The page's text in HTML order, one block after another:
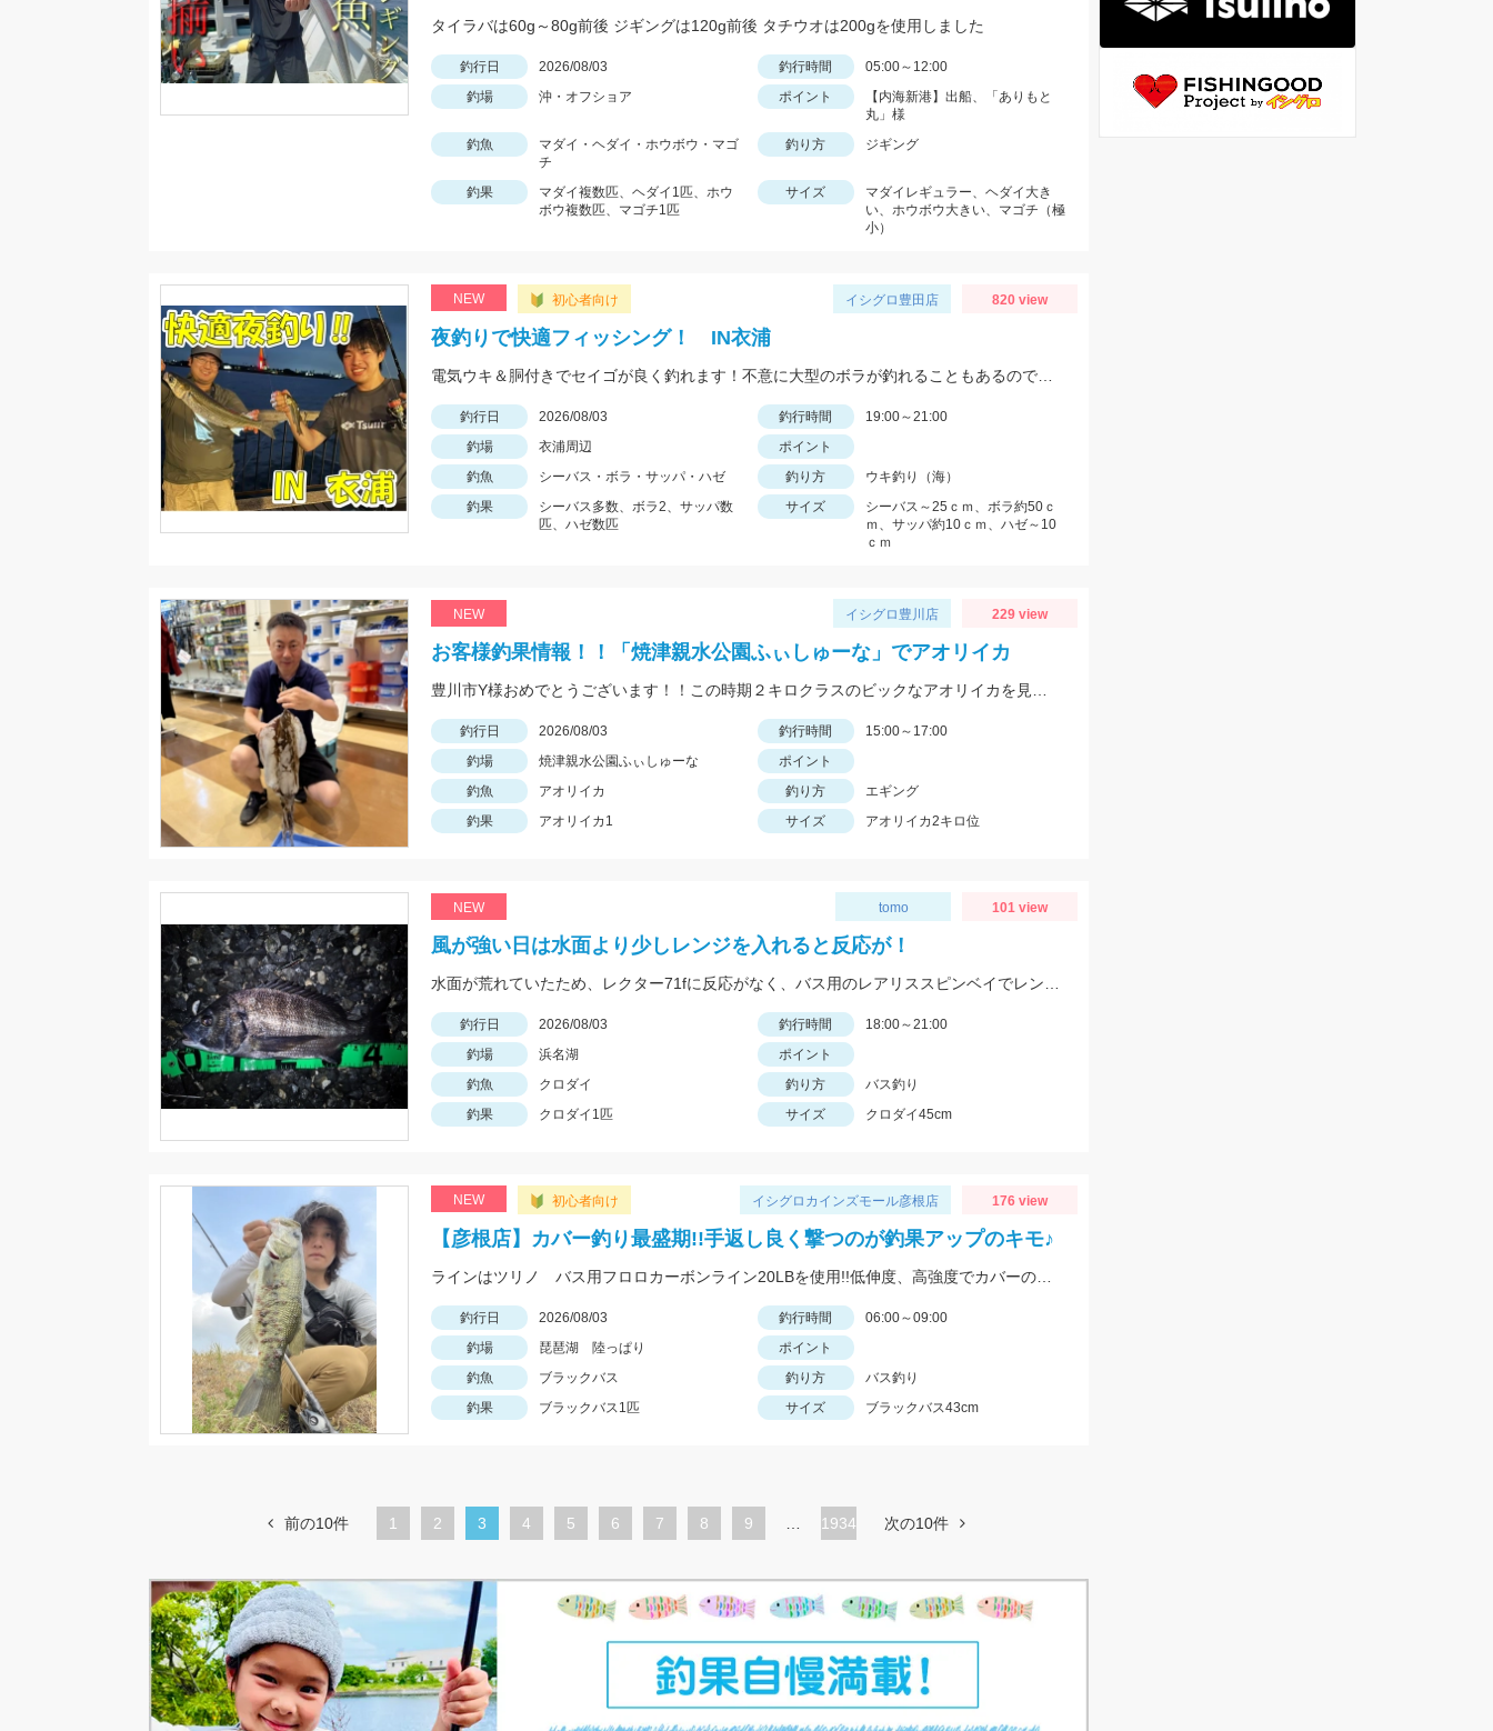
タイラバは60g～80g前後 ジギングは120g前後 タチウオは200gを使用しました
釣行日 2026/08/03 釣行時間
05:00～12:00
釣場
沖・オフショア ポイント
【内海新港】出船、「ありもと
丸」様
釣魚
マダイ・ヘダイ・ホウボウ・マゴ
チ
釣り方 ジギング
釣果
マダイ複数匹、ヘダイ1匹、ホウ
ボウ複数匹、マゴチ1匹
サイズ
マダイレギュラー、ヘダイ大き
い、ホウボウ大きい、マゴチ（極
小）
NEW 初心者向け イシグロ豊田店 820 view
夜釣りで快適フィッシング！ IN衣浦
釣行日 2026/08/03 釣行時間
19:00～21:00
釣場
衣浦周辺
ポイント
釣魚
シーバス・ボラ・サッパ・ハゼ 釣り方
ウキ釣り（海）
釣果
シーバス多数、ボラ2、サッパ数
匹、ハゼ数匹
サイズ
シーバス～25ｃｍ、ボラ約50ｃ
ｍ、サッパ約10ｃｍ、ハゼ～10
ｃｍ
NEW イシグロ豊川店 229 view
お客様釣果情報！！「焼津親水公園ふぃしゅーな」でアオリイカ
釣行日 2026/08/03 釣行時間
15:00～17:00
釣場
焼津親水公園ふぃしゅーな
ポイント
釣魚
アオリイカ 釣り方
エギング
釣果
アオリイカ1 サイズ アオリイカ2キロ位
NEW tomo 101 view
風が強い日は水面より少しレンジを入れると反応が！
釣行日 2026/08/03 釣行時間
18:00～21:00
釣場
浜名湖
ポイント
釣魚
クロダイ 釣り方
バス釣り
釣果
クロダイ1匹 サイズ クロダイ45cm
NEW 初心者向け イシグロカインズモール彦根店 176 view
【彦根店】カバー釣り最盛期!!手返し良く撃つのが釣果アップのキモ♪
釣行日 2026/08/03 釣行時間
06:00～09:00
釣場
琵琶湖 陸っぱり
ポイント
釣魚
ブラックバス 釣り方
バス釣り
釣果
ブラックバス1匹 サイズ ブラックバス43cm
前の10件 1
ペ
ジ
2
カ
ン
ト
ペ
ー
ジ
3
ペ
4
ペ
5
ペ
6
ペ
7
ペ
8
ペ
9 1934 次の10件